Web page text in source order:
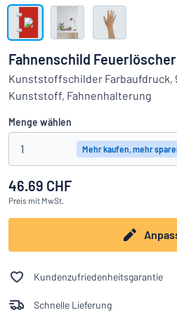
Das Gesuchte nicht gefunden?
Alle Kategorien anzeigen
Einloggen
Firma
Deutsch
Fahnenschild Feuerlöscher
Kunststoffschilder Farbaufdruck,
Kunststoff, Fahnenhalterung
Menge wählen
1 Mehr kaufen, mehr
46.69 CHF
Preis mit MwSt.
Kundenzufriedenheitsgarantie
Schnelle Lieferung